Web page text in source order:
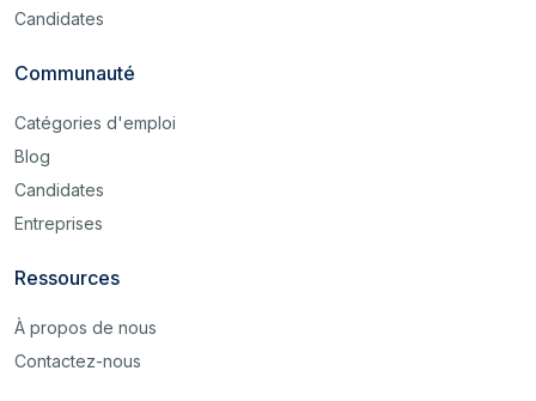
Candidates
Communauté
Catégories d'emploi
Blog
Candidates
Entreprises
Ressources
À propos de nous
Contactez-nous